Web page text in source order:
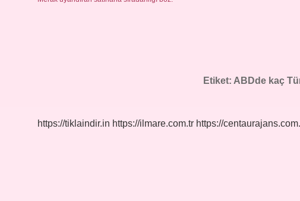
Etiket: ABDde kaç
https://tiklaindir.in https://ilmare.com.tr https://